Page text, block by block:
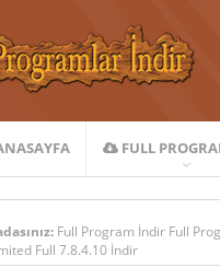
FULL
Full Program İndir Full
Full 7.8.4.10 İndir